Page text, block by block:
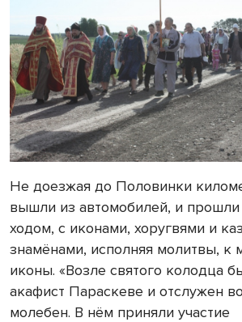
Не доезжая до Половинки
вышли из автомобилей, и
ходом, с иконами, хоругвями и
знамёнами, исполняя молитвы, к
иконы. «Возле святого колодца
акафист Параскеве и отслужен
молебен. В нём приняли участие